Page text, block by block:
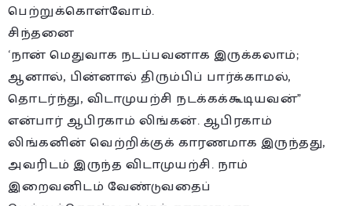
பெற்றுக்கொள்வோம்.
சிந்தனை
‘நான் மெதுவாக நடப்பவனாக இருக்கலாம்;
ஆனால், பின்னால் திரும்பிப் பார்க்காமல்,
தொடர்ந்து, விடாமுயற்சி நடக்கக்கூடியவன்”
என்பார் ஆபிரகாம் லிங்கன். ஆபிரகாம்
லிங்கனின் வெற்றிக்குக் காரணமாக இருந்தது,
அவரிடம் இருந்த விடாமுயற்சி. நாம்
இறைவனிடம் வேண்டுவதைப்